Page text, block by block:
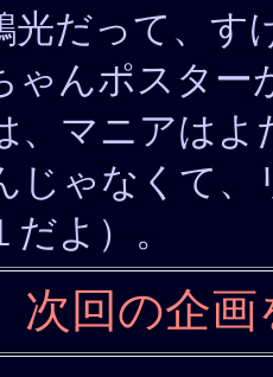
光だって、す
ゃんポスタ
、マニアは
じゃなくて
よ）。
次回の企